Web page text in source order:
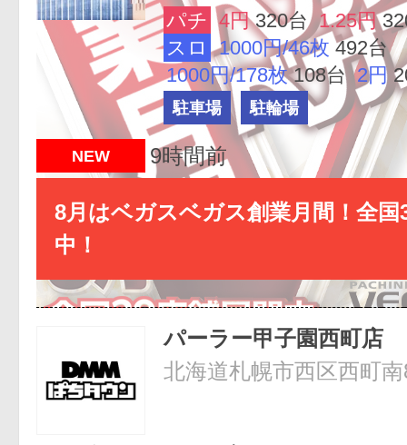
パチ 4円 320台 1.25円
スロ
1000円/46枚 492台
1000円/178枚 108台 2円
駐車場 駐輪場
NEW 9時間前
8月はベガスベガス創業月間！全国
中！
パーラー甲子園西町店
北海道札幌市西区西町